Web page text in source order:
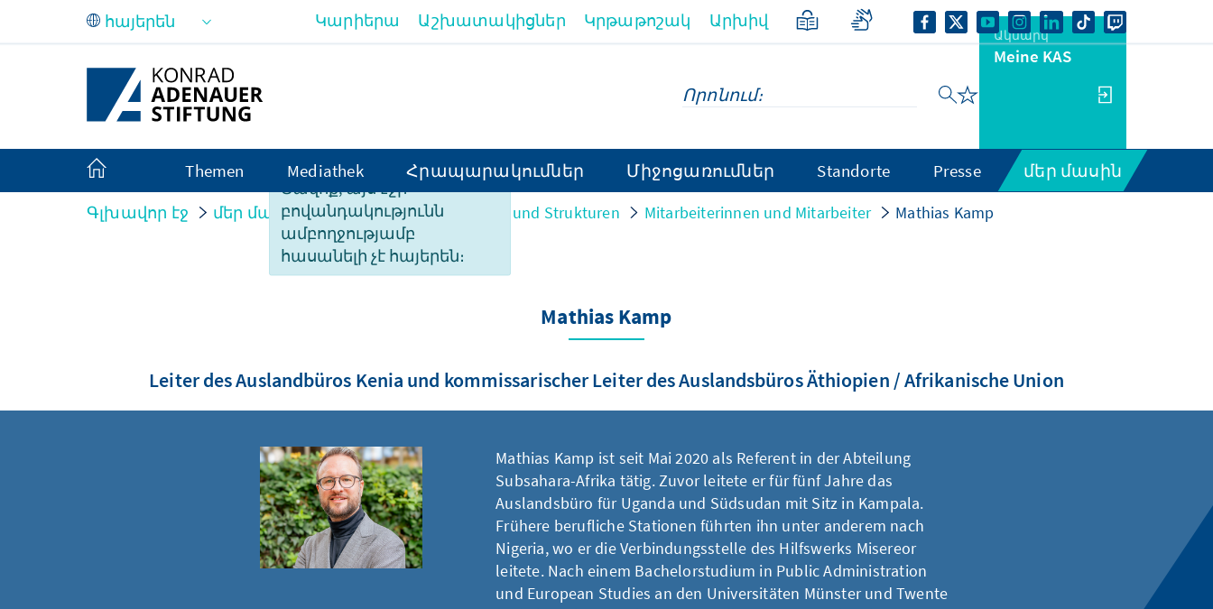
Skip to Main Content
Ցավոք, այս էջի
բովանդակությունն
ամբողջությամբ
հասանելի չէ հայերեն։
Կարիերա Աշխատակիցներ Կրթաթոշակ Արխիվ
Ակնարկ
Meine KAS
Themen Mediathek Հրապարակումներ Միջոցառումներ Standorte Presse մեր մասին
Գլխավոր էջ մեր մասին Organisation Personen und Strukturen Mitarbeiterinnen und Mitarbeiter Mathias Kamp
Mathias Kamp
Leiter des Auslandbüros Kenia und kommissarischer Leiter des Auslandsbüros Äthiopien / Afrikanische Union
Mathias Kamp ist seit Mai 2020 als Referent in der Abteilung
Subsahara-Afrika tätig. Zuvor leitete er für fünf Jahre das
Auslandsbüro für Uganda und Südsudan mit Sitz in Kampala.
Frühere berufliche Stationen führten ihn unter anderem nach
Nigeria, wo er die Verbindungsstelle des Hilfswerks Misereor
leitete. Nach einem Bachelorstudium in Public Administration
und European Studies an den Universitäten Münster und Twente